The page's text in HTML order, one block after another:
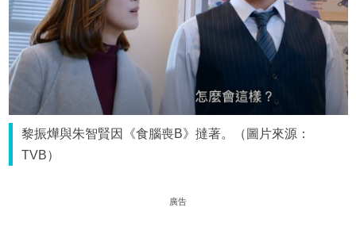
黎振燁與朱智賢因《食腦喪B》撻著。（圖片來源：
TVB）
廣告